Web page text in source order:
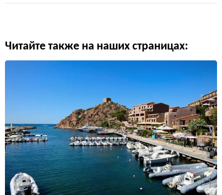
Читайте также на наших страницах: